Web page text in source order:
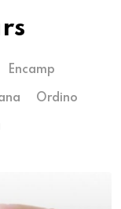
Encamp
Ordino